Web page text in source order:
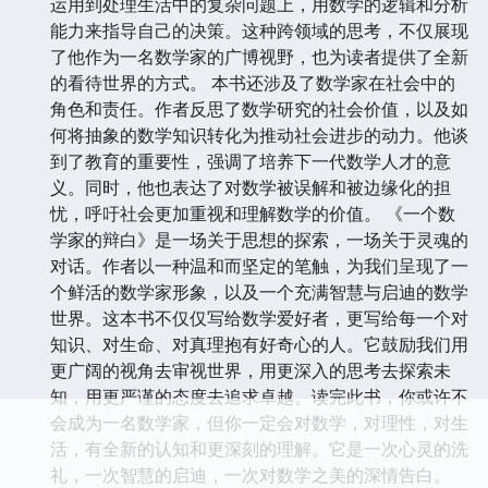
能力来指导自己的决策。这种跨领域的思考，不仅展现
了他作为一名数学家的广博视野，也为读者提供了全新
的看待世界的方式。 本书还涉及了数学家在社会中的
角色和责任。作者反思了数学研究的社会价值，以及如
何将抽象的数学知识转化为推动社会进步的动力。他谈
到了教育的重要性，强调了培养下一代数学人才的意
义。同时，他也表达了对数学被误解和被边缘化的担
忧，呼吁社会更加重视和理解数学的价值。 《一个数
学家的辩白》是一场关于思想的探索，一场关于灵魂的
对话。作者以一种温和而坚定的笔触，为我们呈现了一
个鲜活的数学家形象，以及一个充满智慧与启迪的数学
世界。这本书不仅仅写给数学爱好者，更写给每一个对
知识、对生命、对真理抱有好奇心的人。它鼓励我们用
更广阔的视角去审视世界，用更深入的思考去探索未
知，用更严谨的态度去追求卓越。读完此书，你或许不
会成为一名数学家，但你一定会对数学，对理性，对生
活，有全新的认知和更深刻的理解。它是一次心灵的洗
礼，一次智慧的启迪，一次对数学之美的深情告白。